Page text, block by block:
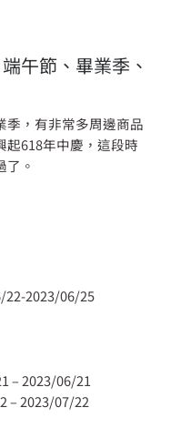
午節、畢業季、
季，有非常多周邊商品
起618年中慶，這段時
。
22-2023/06/25
– 2023/06/21
– 2023/07/22